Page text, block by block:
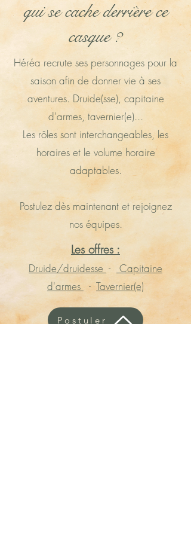
qui se cache derrière ce
casque ?
Héréa recrute ses personnages pour la
saison afin de donner vie à ses
aventures. Druide(sse), capitaine
d'armes, tavernier(e)...
Les rôles sont interchangeables, les
horaires et le volume horaire
adaptables.
Postulez dès maintenant et rejoignez
nos équipes.
Les offres :
Druide/druidesse -
Capitaine
d'armes -Tavernier(e)
Postuler